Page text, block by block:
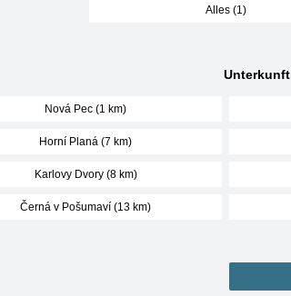
Alles (1)
Nová Pec (1 km)
Horní Planá (7 km)
Karlovy Dvory (8 km)
Černá v Pošumaví (13 km)